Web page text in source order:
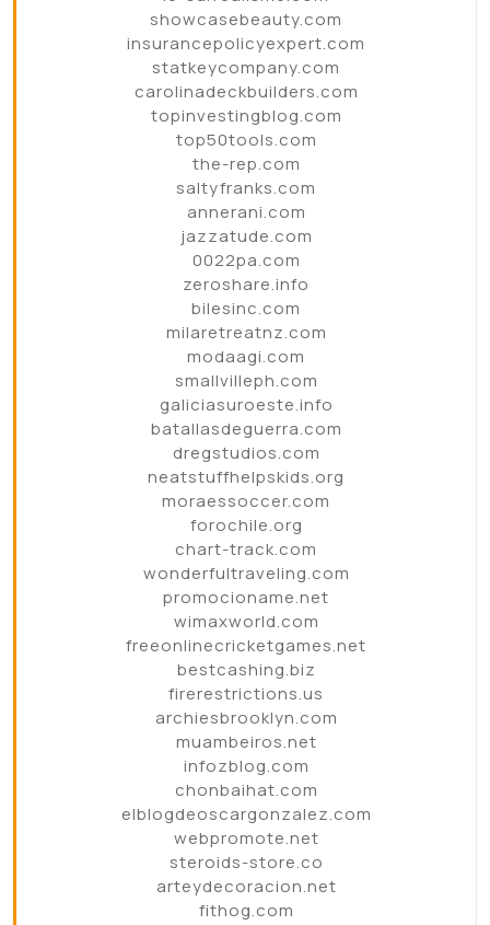
showcasebeauty.com
insurancepolicyexpert.com
statkeycompany.com
carolinadeckbuilders.com
topinvestingblog.com
top50tools.com
the-rep.com
saltyfranks.com
annerani.com
jazzatude.com
0022pa.com
zeroshare.info
bilesinc.com
milaretreatnz.com
modaagi.com
smallvilleph.com
galiciasuroeste.info
batallasdeguerra.com
dregstudios.com
neatstuffhelpskids.org
moraessoccer.com
forochile.org
chart-track.com
wonderfultraveling.com
promocioname.net
wimaxworld.com
freeonlinecricketgames.net
bestcashing.biz
firerestrictions.us
archiesbrooklyn.com
muambeiros.net
infozblog.com
chonbaihat.com
elblogdeoscargonzalez.com
webpromote.net
steroids-store.co
arteydecoracion.net
fithog.com